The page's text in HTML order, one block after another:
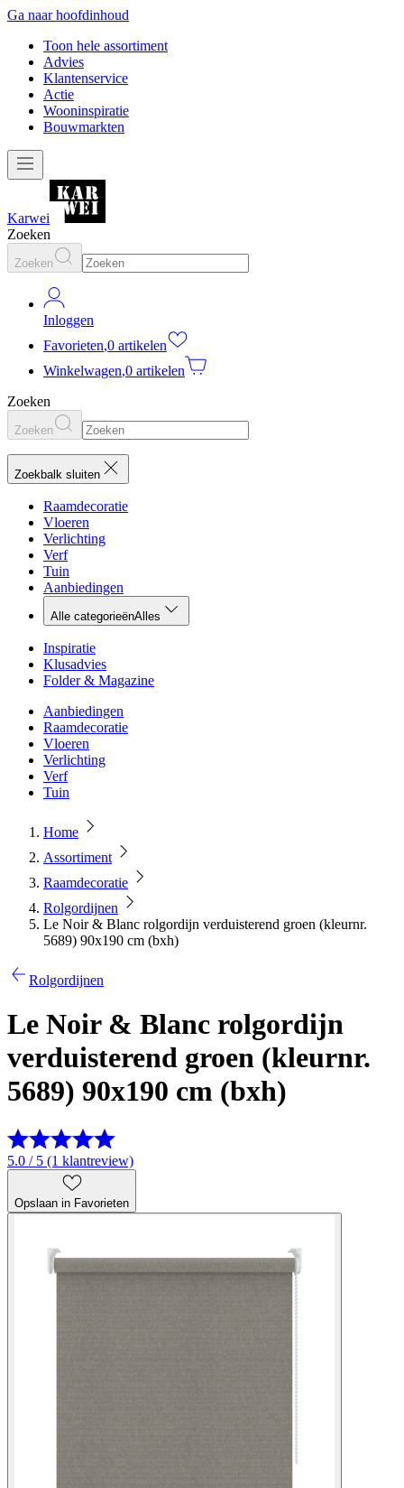
Ga naar hoofdinhoud
Toon hele assortiment
Advies
Klantenservice
Actie
Wooninspiratie
Bouwmarkten
Karwei
Zoeken
Zoeken
Inloggen
Favorieten,0 artikelen
Winkelwagen,0 artikelen
Zoeken
Zoeken
Zoekbalk sluiten
Raamdecoratie
Vloeren
Verlichting
Verf
Tuin
Aanbiedingen
Alle categorieënAlles
Inspiratie
Klusadvies
Folder & Magazine
Aanbiedingen
Raamdecoratie
Vloeren
Verlichting
Verf
Tuin
Home
Assortiment
Raamdecoratie
Rolgordijnen
Le Noir & Blanc rolgordijn verduisterend groen (kleurnr.
5689) 90x190 cm (bxh)
Rolgordijnen
Le Noir & Blanc rolgordijn
verduisterend groen (kleurnr.
5689) 90x190 cm (bxh)
5.0 / 5 (1 klantreview)
Opslaan in Favorieten